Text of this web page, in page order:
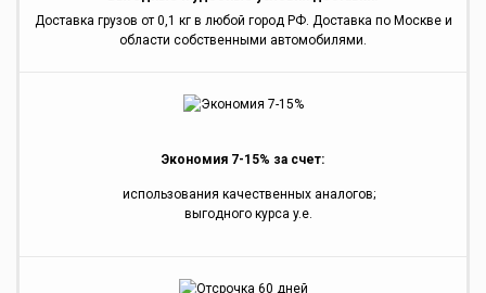
Доставка грузов от 0,1 кг в любой город РФ. Доставка по Москве и
области собственными автомобилями.
Экономия 7-15% за счет:
использования качественных аналогов;
выгодного курса y.e.